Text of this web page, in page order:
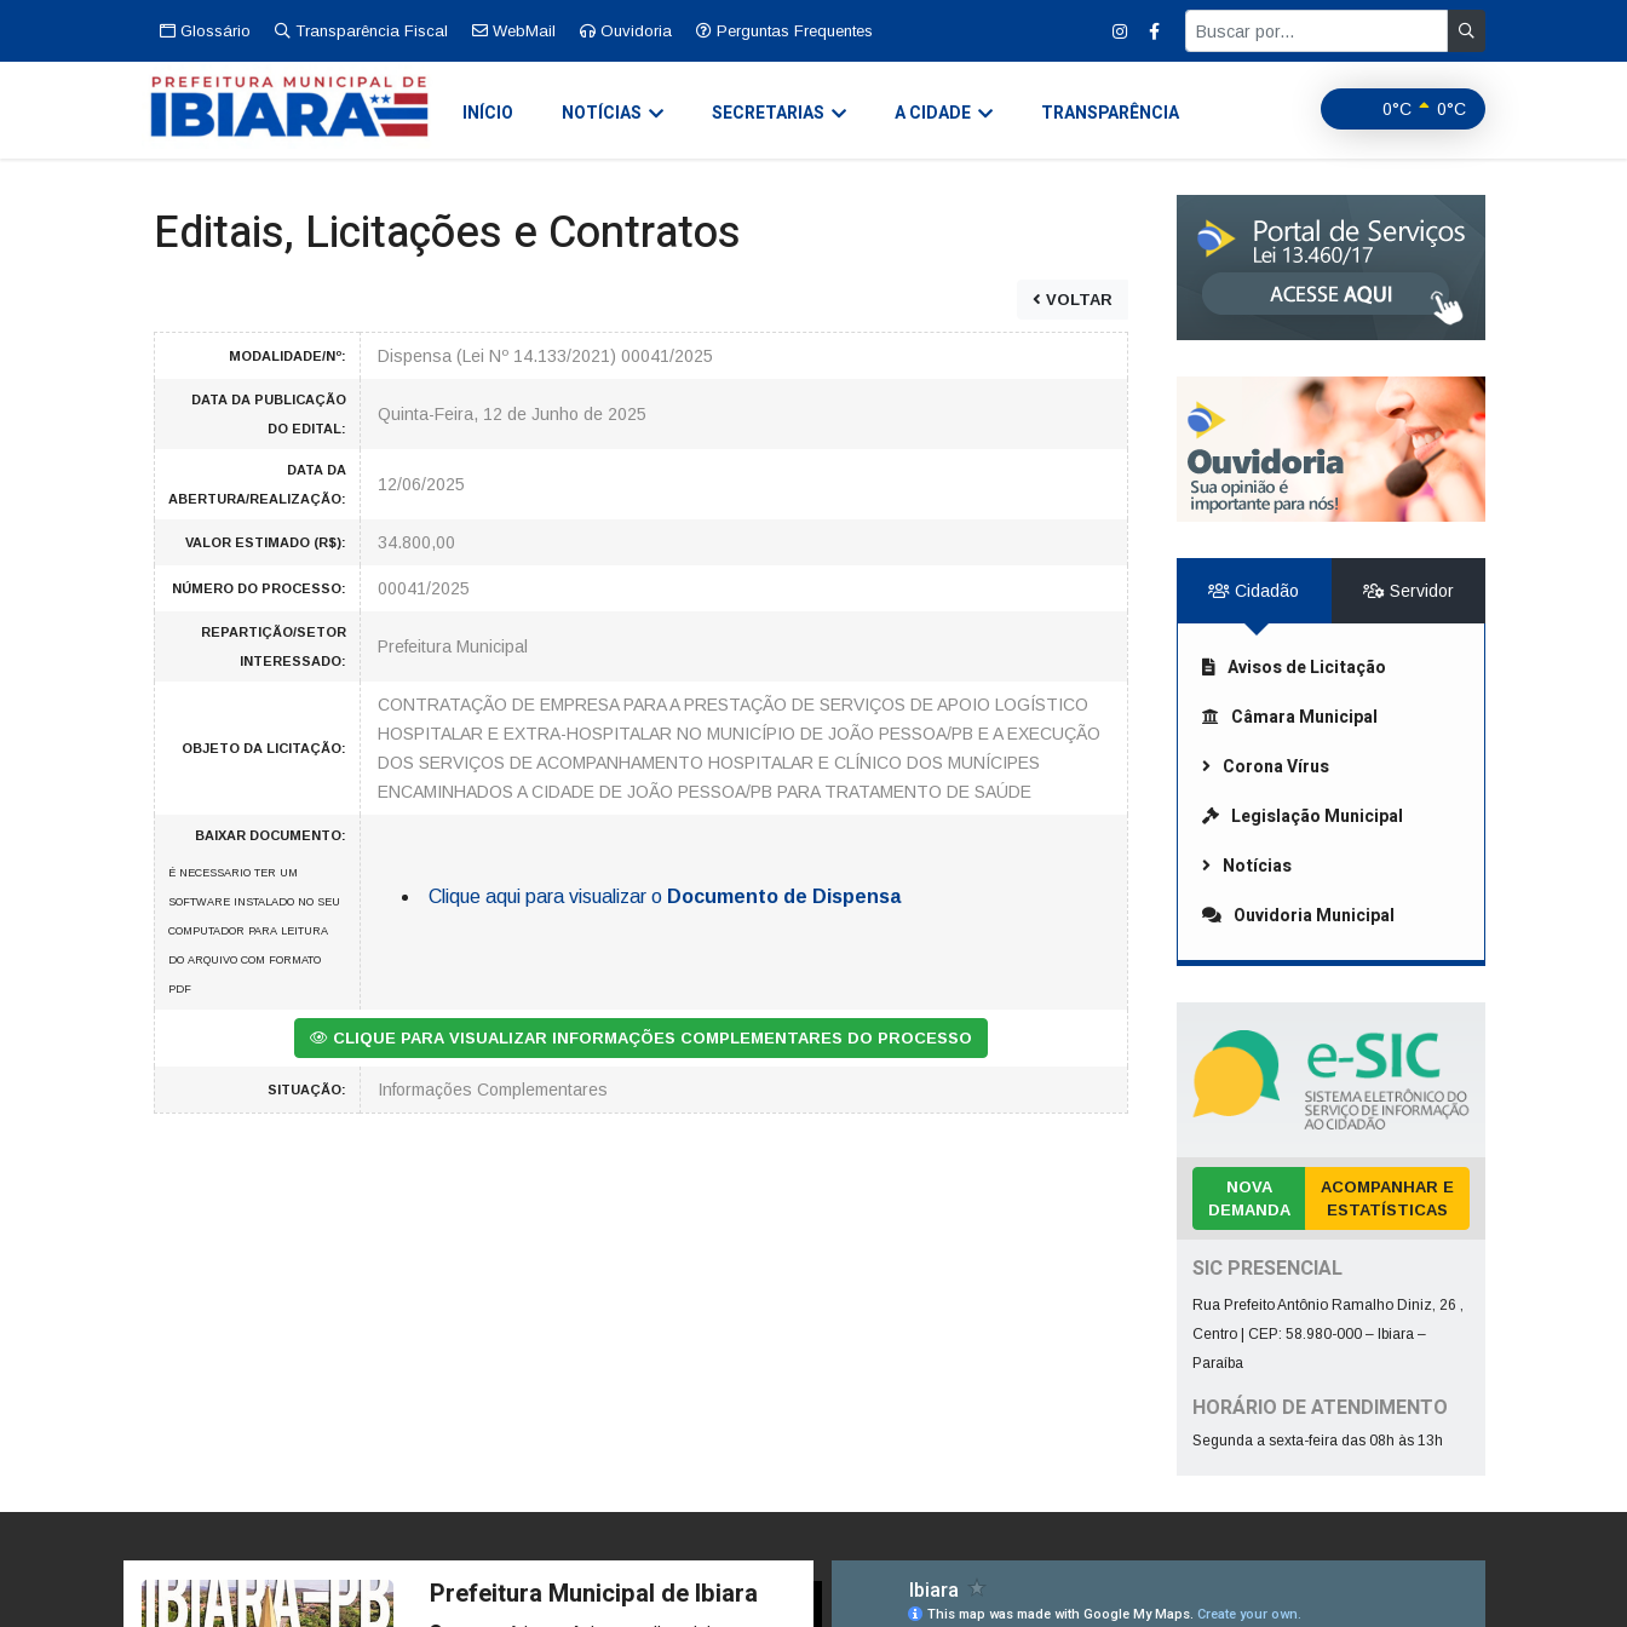
Glossário Transparência Fiscal WebMail Ouvidoria Perguntas Frequentes
0°C 0°C
INÍCIO NOTÍCIAS SECRETARIAS A CIDADE TRANSPARÊNCIA
Editais, Licitações e Contratos
VOLTAR
MODALIDADE/Nº: Dispensa (Lei Nº 14.133/2021) 00041/2025
DATA DA PUBLICAÇÃO
DO EDITAL:
Quinta-Feira, 12 de Junho de 2025
DATA DA
ABERTURA/REALIZAÇÃO:
12/06/2025
VALOR ESTIMADO (R$): 34.800,00
NÚMERO DO PROCESSO: 00041/2025
REPARTIÇÃO/SETOR
INTERESSADO:
Prefeitura Municipal
OBJETO DA LICITAÇÃO:
CONTRATAÇÃO DE EMPRESA PARA A PRESTAÇÃO DE SERVIÇOS DE APOIO LOGÍSTICO
HOSPITALAR E EXTRA-HOSPITALAR NO MUNICÍPIO DE JOÃO PESSOA/PB E A EXECUÇÃO
DOS SERVIÇOS DE ACOMPANHAMENTO HOSPITALAR E CLÍNICO DOS MUNÍCIPES
ENCAMINHADOS A CIDADE DE JOÃO PESSOA/PB PARA TRATAMENTO DE SAÚDE
BAIXAR DOCUMENTO:
É NECESSARIO TER UM
SOFTWARE INSTALADO NO SEU
COMPUTADOR PARA LEITURA
DO ARQUIVO COM FORMATO
PDF
Clique aqui para visualizar o Documento de Dispensa
CLIQUE PARA VISUALIZAR INFORMAÇÕES COMPLEMENTARES DO PROCESSO
SITUAÇÃO: Informações Complementares
Cidadão Servidor
Avisos de Licitação
Câmara Municipal
Corona Vírus
Legislação Municipal
Notícias
Ouvidoria Municipal
NOVA
DEMANDA
ACOMPANHAR E
ESTATÍSTICAS
SIC PRESENCIAL
Rua Prefeito Antônio Ramalho Diniz, 26 ,
Centro | CEP: 58.980-000 – Ibiara –
Paraíba
HORÁRIO DE ATENDIMENTO
Segunda a sexta-feira das 08h às 13h
Prefeitura Municipal de Ibiara